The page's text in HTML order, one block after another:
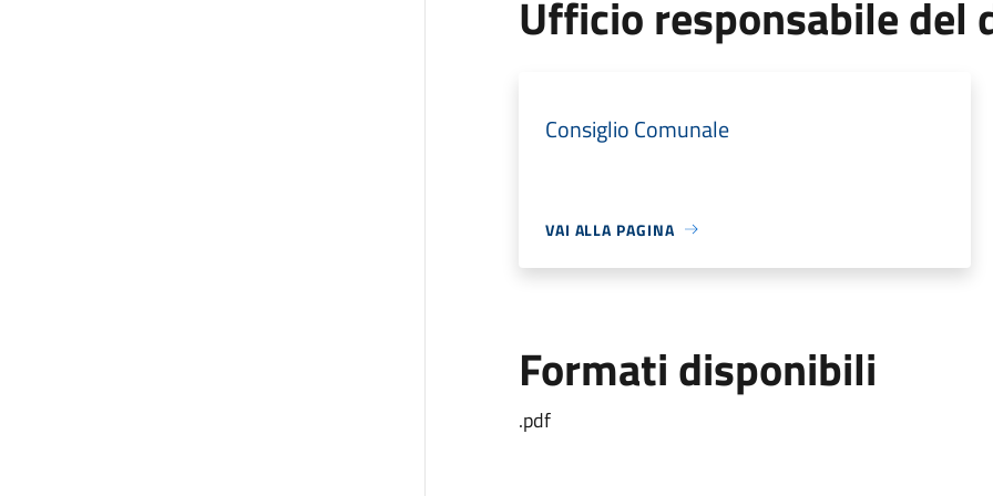
Ufficio responsabile del
Consiglio Comunale
VAI ALLA PAGINA
Formati disponibili
.pdf